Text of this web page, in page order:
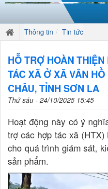
Thông tin Tin tức
HỖ TRỢ HOÀN
TÁC XÃ Ở XÃ VÂN
CHÂU, TỈNH SƠN LA
Thứ sáu - 24/10/2025 15:45
Hoạt động này có ý
trợ các hợp tác xã
cho quá trình giám sát,
sản phẩm.